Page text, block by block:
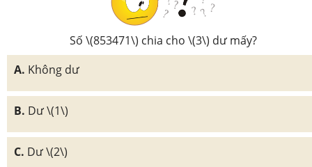
Số \(853471\) chia cho \(3\) dư mấy?
A. Không dư
B. Dư \(1\)
C. Dư \(2\)